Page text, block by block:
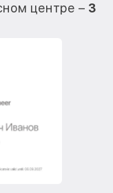
центре – 3